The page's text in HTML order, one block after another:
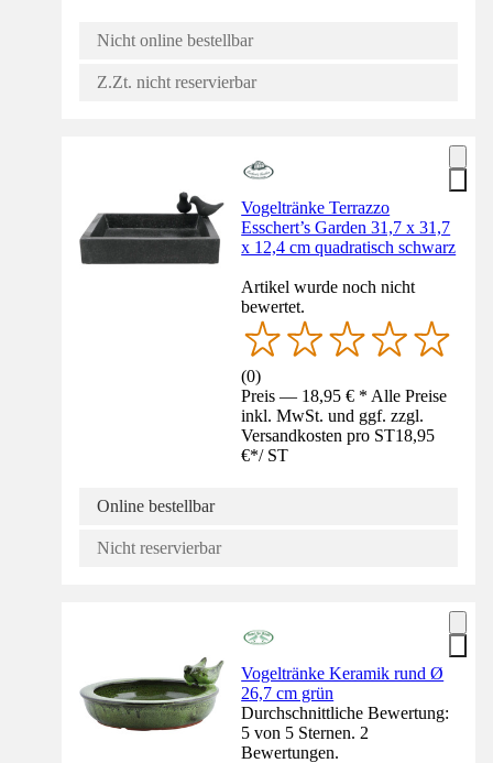
Nicht online bestellbar
Z.Zt. nicht reservierbar
Vogeltränke Terrazzo
Esschert’s Garden 31,7 x 31,7
x 12,4 cm quadratisch schwarz
Artikel wurde noch nicht
bewertet.
(0)
Preis — 18,95 € * Alle Preise
inkl. MwSt. und ggf. zzgl.
Versandkosten pro ST18,95
€*/ ST
Online bestellbar
Nicht reservierbar
Vogeltränke Keramik rund Ø
26,7 cm grün
Durchschnittliche Bewertung:
5 von 5 Sternen. 2
Bewertungen.